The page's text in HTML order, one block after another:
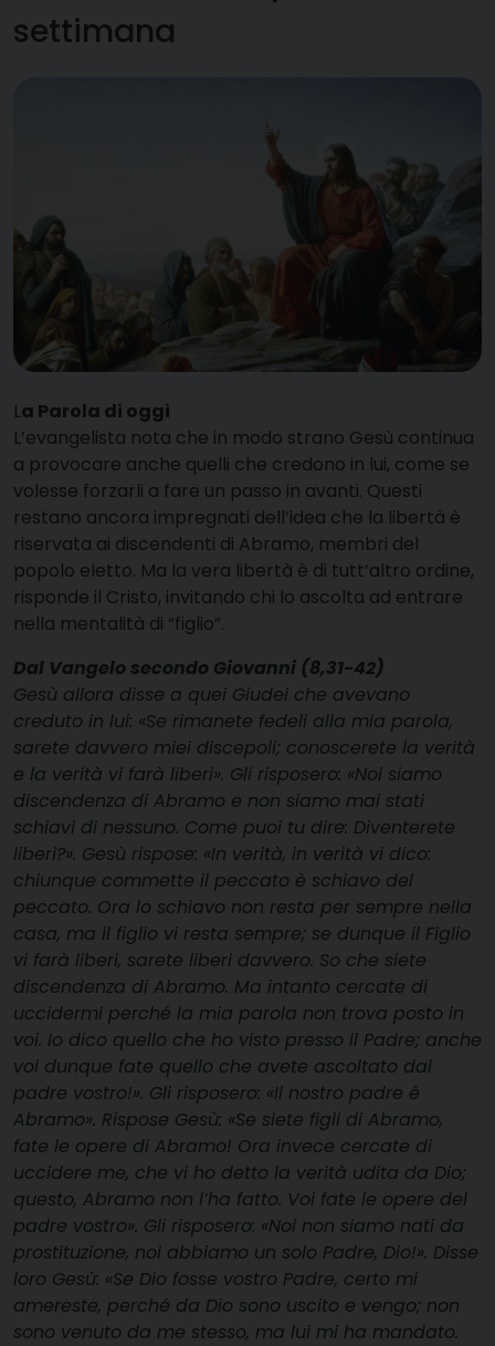
settimana
La Parola di oggi
L’evangelista nota che in modo strano Gesù continua
a provocare anche quelli che credono in lui, come se
volesse forzarli a fare un passo in avanti. Questi
restano ancora impregnati dell’idea che la libertà è
riservata ai discendenti di Abramo, membri del
popolo eletto. Ma la vera libertà è di tutt’altro ordine,
risponde il Cristo, invitando chi lo ascolta ad entrare
nella mentalità di “figlio”.
Dal Vangelo secondo Giovanni (8,31-42)
Gesù allora disse a quei Giudei che avevano
creduto in lui: «Se rimanete fedeli alla mia parola,
sarete davvero miei discepoli; conoscerete la verità
e la verità vi farà liberi». Gli risposero: «Noi siamo
discendenza di Abramo e non siamo mai stati
schiavi di nessuno. Come puoi tu dire: Diventerete
liberi?». Gesù rispose: «In verità, in verità vi dico:
chiunque commette il peccato è schiavo del
peccato. Ora lo schiavo non resta per sempre nella
casa, ma il figlio vi resta sempre; se dunque il Figlio
vi farà liberi, sarete liberi davvero. So che siete
discendenza di Abramo. Ma intanto cercate di
uccidermi perché la mia parola non trova posto in
voi. Io dico quello che ho visto presso il Padre; anche
voi dunque fate quello che avete ascoltato dal
padre vostro!». Gli risposero: «Il nostro padre è
Abramo». Rispose Gesù: «Se siete figli di Abramo,
fate le opere di Abramo! Ora invece cercate di
uccidere me, che vi ho detto la verità udita da Dio;
questo, Abramo non l’ha fatto. Voi fate le opere del
padre vostro». Gli risposero: «Noi non siamo nati da
prostituzione, noi abbiamo un solo Padre, Dio!». Disse
loro Gesù: «Se Dio fosse vostro Padre, certo mi
amereste, perché da Dio sono uscito e vengo; non
sono venuto da me stesso, ma lui mi ha mandato.